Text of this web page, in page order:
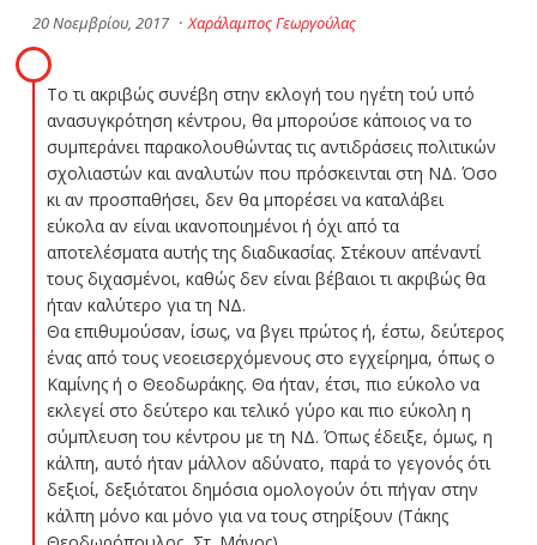
20 Νοεμβρίου, 2017 · Χαράλαμπος Γεωργούλας
Το τι ακριβώς συνέβη στην εκλογή του ηγέτη τού υπό
ανασυγκρότηση κέντρου, θα μπορούσε κάποιος να το
συμπεράνει παρακολουθώντας τις αντιδράσεις πολιτικών
σχολιαστών και αναλυτών που πρόσκεινται στη ΝΔ. Όσο
κι αν προσπαθήσει, δεν θα μπορέσει να καταλάβει
εύκολα αν είναι ικανοποιημένοι ή όχι από τα
αποτελέσματα αυτής της διαδικασίας. Στέκουν απέναντί
τους διχασμένοι, καθώς δεν είναι βέβαιοι τι ακριβώς θα
ήταν καλύτερο για τη ΝΔ.
Θα επιθυμούσαν, ίσως, να βγει πρώτος ή, έστω, δεύτερος
ένας από τους νεοεισερχόμενους στο εγχείρημα, όπως ο
Καμίνης ή ο Θεοδωράκης. Θα ήταν, έτσι, πιο εύκολο να
εκλεγεί στο δεύτερο και τελικό γύρο και πιο εύκολη η
σύμπλευση του κέντρου με τη ΝΔ. Όπως έδειξε, όμως, η
κάλπη, αυτό ήταν μάλλον αδύνατο, παρά το γεγονός ότι
δεξιοί, δεξιότατοι δημόσια ομολογούν ότι πήγαν στην
κάλπη μόνο και μόνο για να τους στηρίξουν (Τάκης